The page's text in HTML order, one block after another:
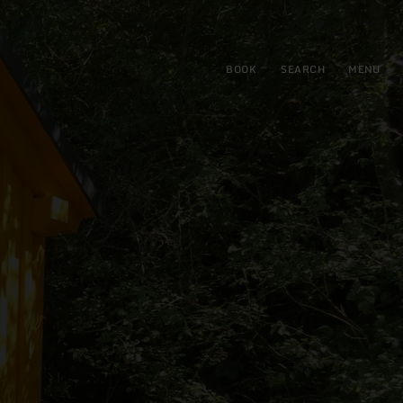
BOOK SEARCH MENU